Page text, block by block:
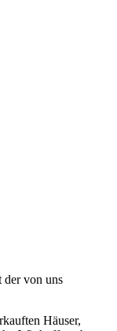
der von uns
Häuser,